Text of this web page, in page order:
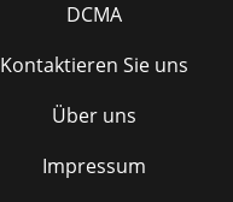
DCMA
Kontaktieren Sie uns
Über uns
Impressum